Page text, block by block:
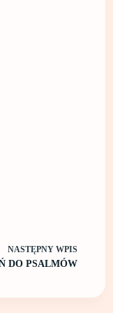
NASTĘPNY WPIS
DO PSALMÓW